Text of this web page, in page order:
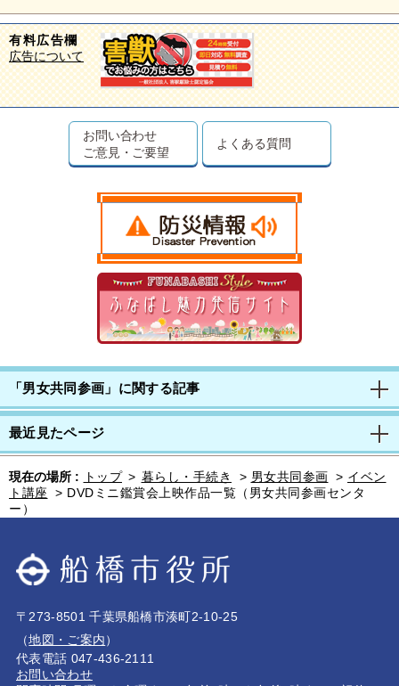
有料広告欄
広告について
お問い合わせ
ご意見・ご要望
よくある質問
「男女共同参画」に関する記事
最近見たページ
現在の場所 : トップ > 暮らし・手続き > 男女共同参画 > イベン
ト講座
> DVDミニ鑑賞会上映作品一覧（男女共同参画センタ
ー）
〒273-8501 千葉県船橋市湊町2-10-25
（地図・ご案内）
代表電話 047-436-2111
お問い合わせ